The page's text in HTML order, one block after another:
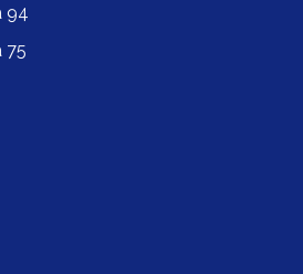
94
75